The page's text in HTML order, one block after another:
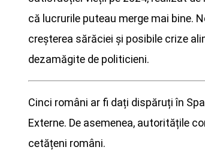
că lucrurile puteau merge mai bine.
creșterea sărăciei și posibile crize
dezamăgite de politicieni.
Cinci români ar fi dați dispăruți în
Externe. De asemenea, autoritățile
cetățeni români.